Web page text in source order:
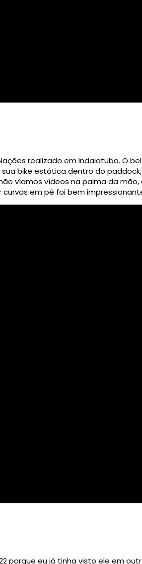
realizado em Indaiatuba. O
bike estática dentro do
não víamos vídeos na palma da
em pé foi bem
porque eu já tinha visto ele em